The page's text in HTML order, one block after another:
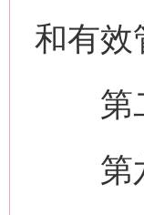
和有效
第二
第六